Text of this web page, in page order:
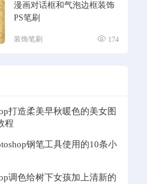
漫画对话框和气泡边框装饰
PS笔刷
装饰笔刷 174
打造柔美早秋暖色的美女图
程
钢笔工具使用的10条小
调色给树下女孩加上清新的